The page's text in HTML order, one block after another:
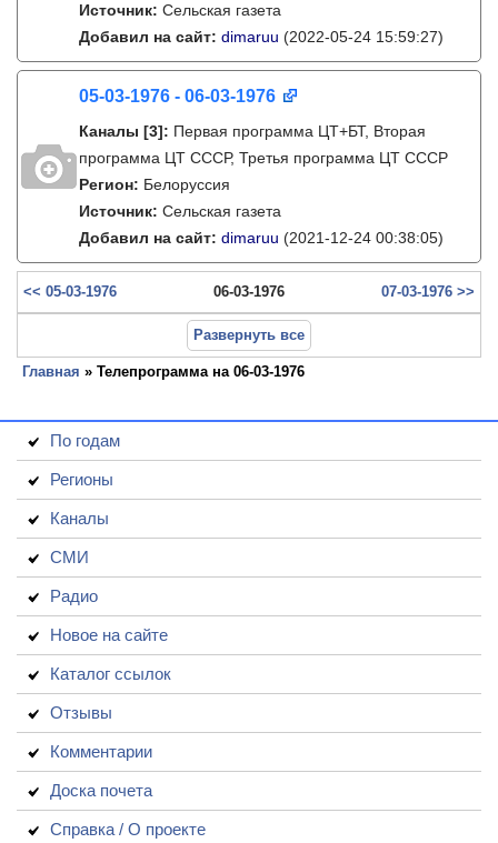
Источник: Сельская газета
Добавил на сайт: dimaruu (2022-05-24 15:59:27)
05-03-1976 - 06-03-1976
Каналы [3]: Первая программа ЦТ+БТ, Вторая
программа ЦТ ССCР, Третья программа ЦТ ССCР
Регион: Белоруссия
Источник: Сельская газета
Добавил на сайт: dimaruu (2021-12-24 00:38:05)
<< 05-03-1976 06-03-1976 07-03-1976 >>
Развернуть все
Главная » Телепрограмма на 06-03-1976
По годам
Регионы
Каналы
СМИ
Радио
Новое на сайте
Каталог ссылок
Отзывы
Комментарии
Доска почета
Справка / О проекте